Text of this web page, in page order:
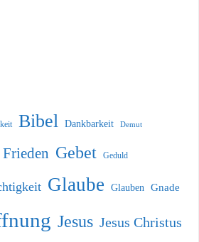
Bibel Dankbarkeit Demut
Frieden Gebet Geduld
Glaube Glauben Gnade
Jesus Jesus Christus